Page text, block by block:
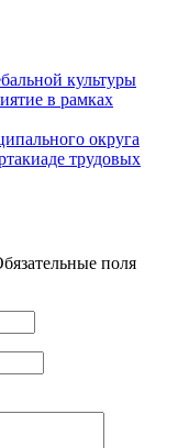
культуры
в рамках
округа
трудовых
поля